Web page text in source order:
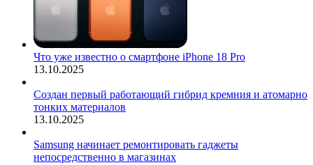
Что уже известно о смартфоне iPhone 18 Pro
13.10.2025
Создан первый работающий гибрид кремния и атомарно
тонких материалов
13.10.2025
Samsung начинает ремонтировать гаджеты
непосредственно в магазинах